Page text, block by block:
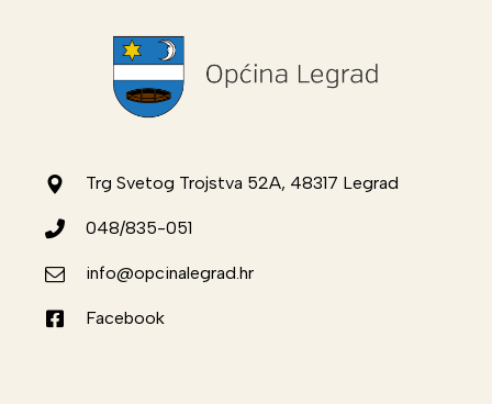
Trg Svetog Trojstva 52A, 48317 Legrad
048/835-051
info@opcinalegrad.hr
Facebook